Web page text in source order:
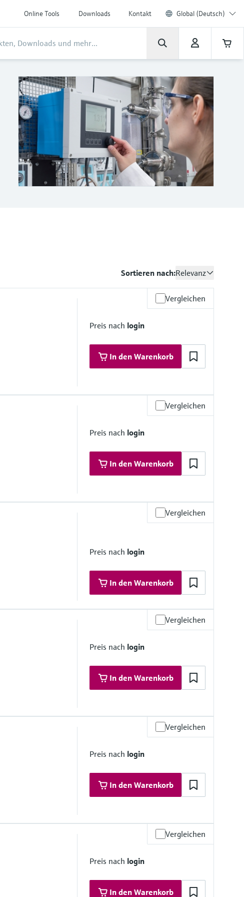
Online Tools Downloads Kontakt Global (Deutsch)
Sortieren nach:Relevanz
Vergleichen
Preis nach login
In den Warenkorb
Vergleichen
Preis nach login
In den Warenkorb
Vergleichen
Preis nach login
In den Warenkorb
Vergleichen
Preis nach login
In den Warenkorb
Vergleichen
Preis nach login
In den Warenkorb
Vergleichen
Preis nach login
In den Warenkorb